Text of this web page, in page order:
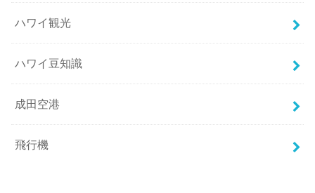
ハワイ観光
ハワイ豆知識
成田空港
飛行機